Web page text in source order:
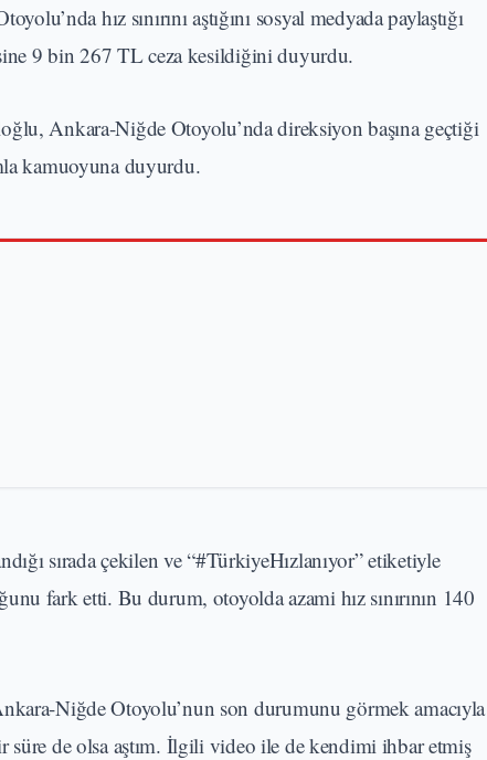
hız sınırını aştığını sosyal medyada paylaştığı
9 bin 267 TL ceza kesildiğini duyurdu.
Ankara-Niğde Otoyolu’nda direksiyon başına geçtiği
kamuoyuna duyurdu.
sırada çekilen ve “#TürkiyeHızlanıyor” etiketiyle
fark etti. Bu durum, otoyolda azami hız sınırının 140
Niğde Otoyolu’nun son durumunu görmek amacıyla
süre de olsa aştım. İlgili video ile de kendimi ihbar etmiş